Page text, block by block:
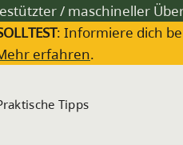
/ maschineller
: Informiere dich
erfahren.
Tipps